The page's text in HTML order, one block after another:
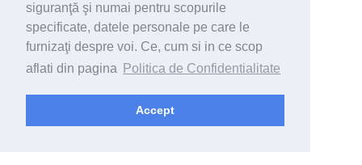
siguranţă şi numai pentru scopurile
specificate, datele personale pe care le
furnizaţi despre voi. Ce, cum si in ce scop
aflati din pagina
Politica de Confidentialitate
Accept